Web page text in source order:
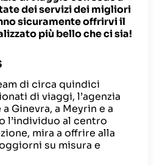
dei servizi dei migliori
sicuramente offrirvi il
più bello che ci sia!
di circa quindici
di viaggi, l’agenzia
a Ginevra, a Meyrin e a
l’individuo al centro
mira a offrire alla
su misura e